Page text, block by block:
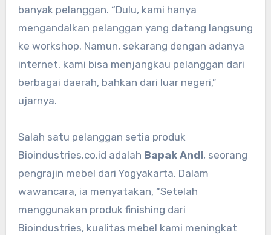
banyak pelanggan. “Dulu, kami hanya
mengandalkan pelanggan yang datang langsung
ke workshop. Namun, sekarang dengan adanya
internet, kami bisa menjangkau pelanggan dari
berbagai daerah, bahkan dari luar negeri,”
ujarnya.
Salah satu pelanggan setia produk
Bioindustries.co.id adalah Bapak Andi, seorang
pengrajin mebel dari Yogyakarta. Dalam
wawancara, ia menyatakan, “Setelah
menggunakan produk finishing dari
Bioindustries, kualitas mebel kami meningkat